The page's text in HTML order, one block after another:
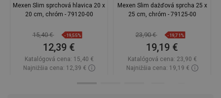
Mexen Slim sprchová hlavica 20 x
20 cm, chróm - 79120-00
15,40 € -19,55%
12,39 €
Katalógová cena: 15,40 €
Najnižšia cena: 12,39 €
Mexen Slim dažďová sprcha 25 x
25 cm, chróm - 79125-00
23,90 € -19,71%
19,19 €
Katalógová cena: 23,90 €
Najnižšia cena: 19,19 €